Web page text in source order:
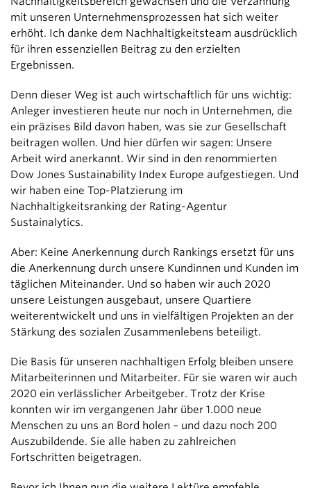
mit unseren Unternehmens­prozessen hat sich weiter
erhöht. Ich danke dem Nachhaltigkeitsteam ausdrücklich
für ihren essenziellen Beitrag zu den erzielten
Ergebnissen.
Denn dieser Weg ist auch wirtschaftlich für uns wichtig:
Anleger investieren heute nur noch in Unternehmen, die
ein präzises Bild davon haben, was sie zur Gesellschaft
beitragen wollen. Und hier dürfen wir sagen: Unsere
Arbeit wird anerkannt. Wir sind in den renommierten
Dow Jones Sustainability Index Europe aufgestiegen. Und
wir haben eine Top-Platzierung im
Nachhaltigkeitsranking der Rating-Agentur
Sustainalytics.
Aber: Keine Anerkennung durch Rankings ersetzt für uns
die Anerkennung durch unsere Kundinnen und Kunden im
täglichen Miteinander. Und so haben wir auch 2020
unsere Leistungen ausgebaut, unsere Quartiere
weiterentwickelt und uns in vielfältigen Projekten an der
Stärkung des sozialen Zusammenlebens beteiligt.
Die Basis für unseren nachhaltigen Erfolg bleiben unsere
Mitarbeiterinnen und Mitarbeiter. Für sie waren wir auch
2020 ein verlässlicher Arbeitgeber. Trotz der Krise
konnten wir im vergangenen Jahr über 1.000 neue
Menschen zu uns an Bord holen – und dazu noch 200
Auszubildende. Sie alle haben zu zahlreichen
Fortschritten beigetragen.